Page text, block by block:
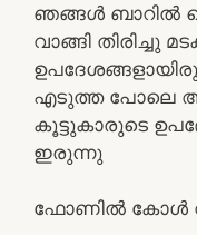
ഞങ്ങൾ ബാറിൽ
വാങ്ങി തിരിച്ചു
എടുത്ത പോലെ
കൂട്ടുകാരുടെ
ഇരുന്നു
ഫോണിൽ കോൾ